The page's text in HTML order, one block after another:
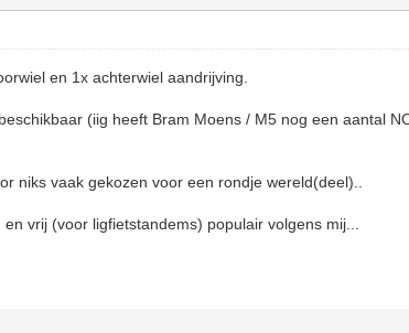
en 1x achterwiel aandrijving.
(iig heeft Bram Moens / M5 nog een aantal
niks vaak gekozen voor een rondje wereld(deel)..
vrij (voor ligfietstandems) populair volgens mij...